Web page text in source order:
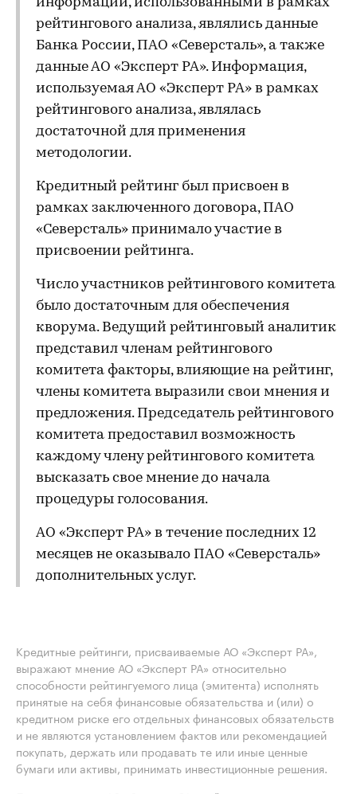
рейтингового анализа, являлись данные
Банка России, ПАО «Северсталь», а также
данные АО «Эксперт РА». Информация,
используемая АО «Эксперт РА» в рамках
рейтингового анализа, являлась
достаточной для применения
методологии.
Кредитный рейтинг был присвоен в
рамках заключенного договора, ПАО
«Северсталь» принимало участие в
присвоении рейтинга.
Число участников рейтингового комитета
было достаточным для обеспечения
кворума. Ведущий рейтинговый аналитик
представил членам рейтингового
комитета факторы, влияющие на рейтинг,
члены комитета выразили свои мнения и
предложения. Председатель рейтингового
комитета предоставил возможность
каждому члену рейтингового комитета
высказать свое мнение до начала
процедуры голосования.
АО «Эксперт РА» в течение последних 12
месяцев не оказывало ПАО «Северсталь»
дополнительных услуг.
Кредитные рейтинги, присваиваемые АО «Эксперт РА»,
выражают мнение АО «Эксперт РА» относительно
способности рейтингуемого лица (эмитента) исполнять
принятые на себя финансовые обязательства и (или) о
кредитном риске его отдельных финансовых обязательств
и не являются установлением фактов или рекомендацией
покупать, держать или продавать те или иные ценные
бумаги или активы, принимать инвестиционные решения.